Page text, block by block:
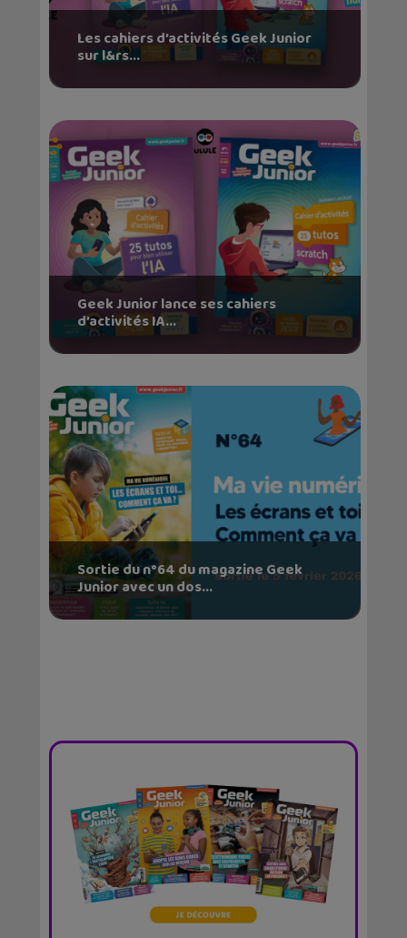
Les cahiers d’activités Geek Junior
sur l&rs...
Geek Junior lance ses cahiers
d’activités IA...
Sortie du n°64 du magazine Geek
Junior avec un dos...